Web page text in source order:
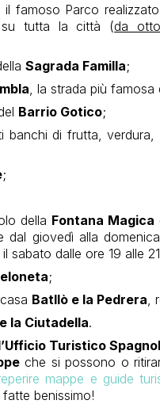
, il famoso Parco
su tutta la città (da
Sagrada Familla;
, la strada più
Barrio Gotico;
banchi di frutta,
;
della Fontana Magica
dal giovedì alla
sabato dalle ore 19 alle
;
Batllò e la Pedrera
la Ciutadella.
Turistico
che si possono o
mappe e guide
benissimo!